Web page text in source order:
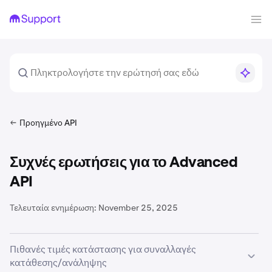
Προηγμένο API
Συχνές ερωτήσεις για το Advanced
API
Τελευταία ενημέρωση: November 25, 2025
Πιθανές τιμές κατάστασης για συναλλαγές
κατάθεσης/ανάληψης